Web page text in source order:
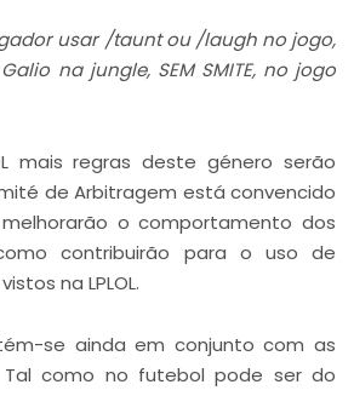
usar /taunt ou /laugh no jogo,
na jungle, SEM SMITE, no jogo
mais regras deste género serão
de Arbitragem está convencido
o comportamento dos
contribuirão para o uso de
na LPLOL.
se ainda em conjunto com as
Tal como no futebol pode ser do